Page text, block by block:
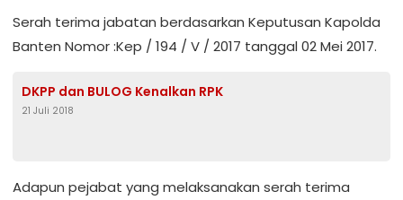
Serah terima jabatan berdasarkan Keputusan Kapolda
Banten Nomor :Kep / 194 / V / 2017 tanggal 02 Mei 2017.
DKPP dan BULOG Kenalkan RPK
21 Juli 2018
Adapun pejabat yang melaksanakan serah terima